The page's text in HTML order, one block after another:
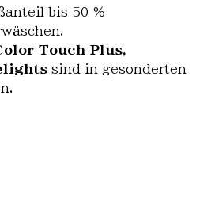
bis 50 %
Touch Plus,
sind in gesonderten